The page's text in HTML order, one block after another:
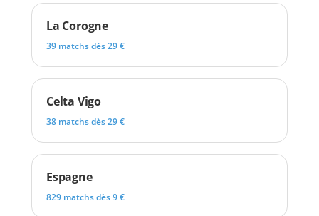
La Corogne
39 matchs dès 29 €
Celta Vigo
38 matchs dès 29 €
Espagne
829 matchs dès 9 €